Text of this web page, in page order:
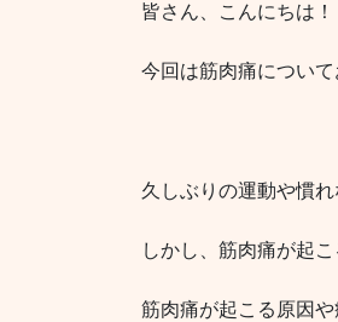
皆さん、こんにちは！
今回は筋肉痛につい
久しぶりの運動や慣
しかし、筋肉痛が起
筋肉痛が起こる原因